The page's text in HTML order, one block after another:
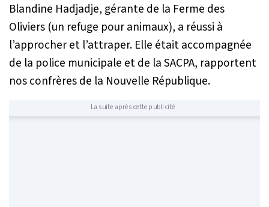
Blandine Hadjadje, gérante de la Ferme des
Oliviers (un refuge pour animaux), a réussi à
l’approcher et l’attraper. Elle était accompagnée
de la police municipale et de la SACPA, rapportent
nos confrères de la Nouvelle République.
La suite après cette publicité